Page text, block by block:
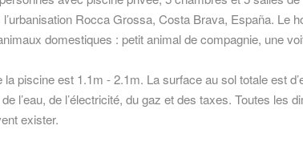
Rocca Grossa, Costa Brava, España. Le
domestiques : petit animal de compagnie, une
piscine est 1.1m - 2.1m. La surface au sol totale est
l’eau, de l’électricité, du gaz et des taxes. Toutes les
exister.